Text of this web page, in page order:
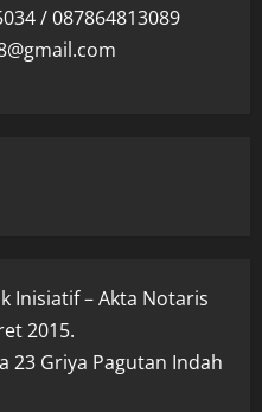
/ 087864813089
Inisiatif – Akta Notaris
2015.
23 Griya Pagutan Indah